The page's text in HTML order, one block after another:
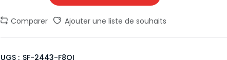
Comparer Ajouter une liste de souhaits
UGS : SF-2443-F8OI